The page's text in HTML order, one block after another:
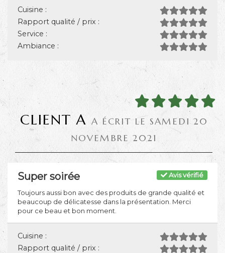
Cuisine :
Rapport qualité / prix :
Service :
Ambiance :
CLIENT A A ÉCRIT LE SAMEDI 20
NOVEMBRE 2021
Avis vérifié
Super soirée
Toujours aussi bon avec des produits de grande qualité et
beaucoup de délicatesse dans la présentation. Merci
pour ce beau et bon moment.
Cuisine :
Rapport qualité / prix :